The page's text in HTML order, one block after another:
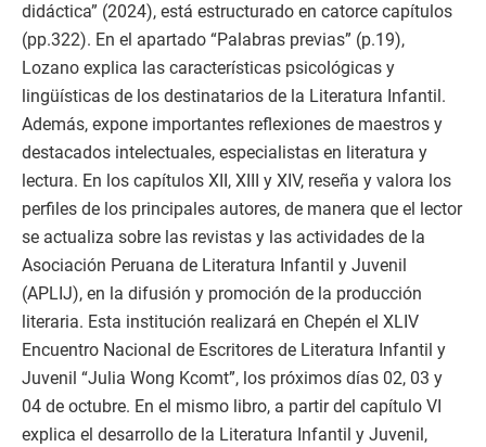
didáctica” (2024), está estructurado en catorce capítulos
(pp.322). En el apartado “Palabras previas” (p.19),
Lozano explica las características psicológicas y
lingüísticas de los destinatarios de la Literatura Infantil.
Además, expone importantes reflexiones de maestros y
destacados intelectuales, especialistas en literatura y
lectura. En los capítulos XII, XIII y XIV, reseña y valora los
perfiles de los principales autores, de manera que el lector
se actualiza sobre las revistas y las actividades de la
Asociación Peruana de Literatura Infantil y Juvenil
(APLIJ), en la difusión y promoción de la producción
literaria. Esta institución realizará en Chepén el XLIV
Encuentro Nacional de Escritores de Literatura Infantil y
Juvenil “Julia Wong Kcomt”, los próximos días 02, 03 y
04 de octubre. En el mismo libro, a partir del capítulo VI
explica el desarrollo de la Literatura Infantil y Juvenil,